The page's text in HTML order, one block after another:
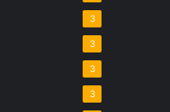
3
3
3
3